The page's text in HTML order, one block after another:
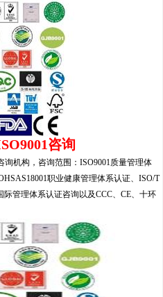
咨询
机构，咨询范围：ISO9001质量管理体
职业健康管理体系认证、ISO/T
际管理体系认证咨询以及CCC、CE、十环